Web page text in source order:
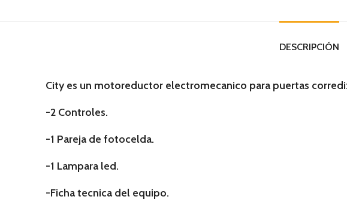
DESCRIPCIÓN
City es un motoreductor electromecanico para puertas
-2 Controles.
-1 Pareja de fotocelda.
-1 Lampara led.
-Ficha tecnica del equipo.